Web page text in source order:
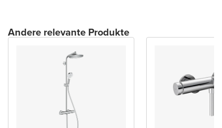
Andere relevante Produkte